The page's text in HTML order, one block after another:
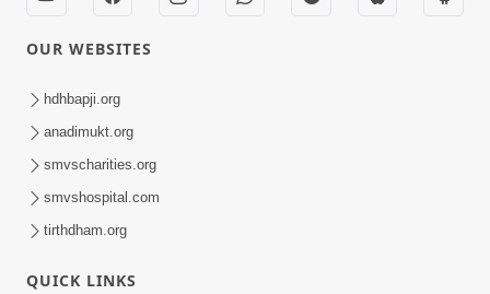
OUR WEBSITES
hdhbapji.org
anadimukt.org
smvscharities.org
smvshospital.com
tirthdham.org
QUICK LINKS